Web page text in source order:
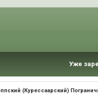
Уже
(Курессаарский)